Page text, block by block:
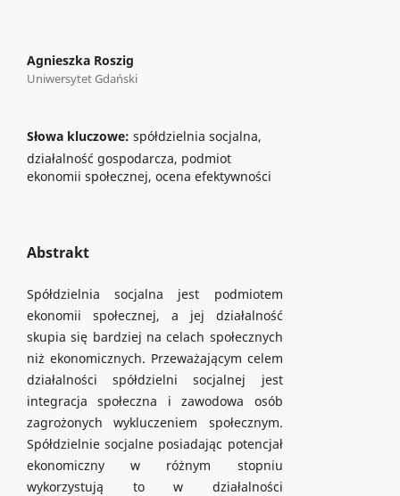
Agnieszka Roszig
Uniwersytet Gdański
Słowa kluczowe: spółdzielnia socjalna,
działalność gospodarcza, podmiot
ekonomii społecznej, ocena efektywności
Abstrakt
Spółdzielnia socjalna jest podmiotem
ekonomii społecznej, a jej działalność
skupia się bardziej na celach społecznych
niż ekonomicznych. Przeważającym celem
działalności spółdzielni socjalnej jest
integracja społeczna i zawodowa osób
zagrożonych wykluczeniem społecznym.
Spółdzielnie socjalne posiadając potencjał
ekonomiczny w różnym stopniu
wykorzystują to w działalności